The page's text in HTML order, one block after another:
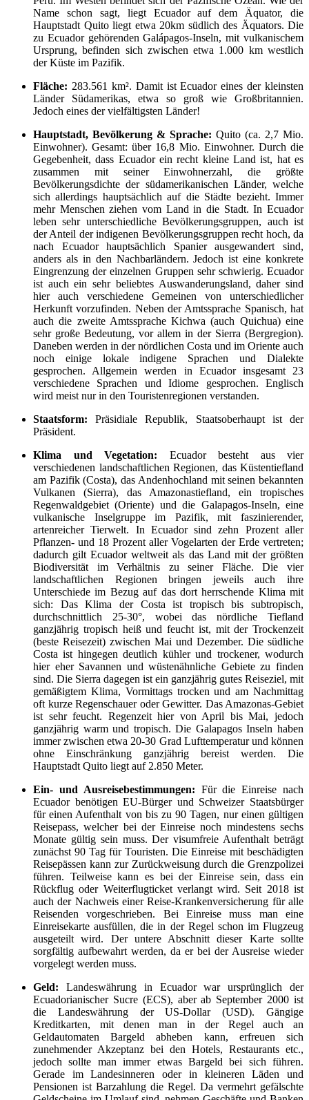
Name schon sagt, liegt Ecuador auf dem Äquator, die
Hauptstadt Quito liegt etwa 20km südlich des Äquators. Die
zu Ecuador gehörenden Galápagos-Inseln, mit vulkanischem
Ursprung, befinden sich zwischen etwa 1.000 km westlich
der Küste im Pazifik.
Fläche: 283.561 km². Damit ist Ecuador eines der kleinsten
Länder Südamerikas, etwa so groß wie Großbritannien.
Jedoch eines der vielfältigsten Länder!
Hauptstadt, Bevölkerung & Sprache: Quito (ca. 2,7 Mio.
Einwohner). Gesamt: über 16,8 Mio. Einwohner. Durch die
Gegebenheit, dass Ecuador ein recht kleine Land ist, hat es
zusammen mit seiner Einwohnerzahl, die größte
Bevölkerungsdichte der südamerikanischen Länder, welche
sich allerdings hauptsächlich auf die Städte bezieht. Immer
mehr Menschen ziehen vom Land in die Stadt. In Ecuador
leben sehr unterschiedliche Bevölkerungsgruppen, auch ist
der Anteil der indigenen Bevölkerungsgruppen recht hoch, da
nach Ecuador hauptsächlich Spanier ausgewandert sind,
anders als in den Nachbarländern. Jedoch ist eine konkrete
Eingrenzung der einzelnen Gruppen sehr schwierig. Ecuador
ist auch ein sehr beliebtes Auswanderungsland, daher sind
hier auch verschiedene Gemeinen von unterschiedlicher
Herkunft vorzufinden. Neben der Amtssprache Spanisch, hat
auch die zweite Amtssprache Kichwa (auch Quichua) eine
sehr große Bedeutung, vor allem in der Sierra (Bergregion).
Daneben werden in der nördlichen Costa und im Oriente auch
noch einige lokale indigene Sprachen und Dialekte
gesprochen. Allgemein werden in Ecuador insgesamt 23
verschiedene Sprachen und Idiome gesprochen. Englisch
wird meist nur in den Touristenregionen verstanden.
Staatsform: Präsidiale Republik, Staatsoberhaupt ist der
Präsident.
Klima und Vegetation: Ecuador besteht aus vier
verschiedenen landschaftlichen Regionen, das Küstentiefland
am Pazifik (Costa), das Andenhochland mit seinen bekannten
Vulkanen (Sierra), das Amazonastiefland, ein tropisches
Regenwaldgebiet (Oriente) und die Galapagos-Inseln, eine
vulkanische Inselgruppe im Pazifik, mit faszinierender,
artenreicher Tierwelt. In Ecuador sind zehn Pro­zent aller
Pflanzen- und 18 Pro­zent aller Vogel­arten der Erde vertreten;
dadurch gilt Ecuador weltweit als das Land mit der größten
Biodiversität im Verhältnis zu seiner Fläche. Die vier
landschaftlichen Regionen bringen jeweils auch ihre
Unterschiede im Bezug auf das dort herrschende Klima mit
sich: Das Klima der Costa ist tropisch bis subtropisch,
durchschnittlich 25-30°, wobei das nördliche Tiefland
ganzjährig tropisch heiß und feucht ist, mit der Trockenzeit
(beste Reisezeit) zwischen Mai und Dezember. Die südliche
Costa ist hingegen deutlich kühler und trockener, wodurch
hier eher Savannen und wüstenähnliche Gebiete zu finden
sind. Die Sierra dagegen ist ein ganzjährig gutes Reiseziel, mit
gemäßigtem Klima, Vormittags trocken und am Nachmittag
oft kurze Regenschauer oder Gewitter. Das Amazonas-Gebiet
ist sehr feucht. Regenzeit hier von April bis Mai, jedoch
ganzjährig warm und tropisch. Die Galapagos Inseln haben
immer zwischen etwa 20-30 Grad Lufttemperatur und können
ohne Einschränkung ganzjährig bereist werden. Die
Hauptstadt Quito liegt auf 2.850 Meter.
Ein- und Ausreisebestimmungen: Für die Einreise nach
Ecuador benötigen EU-Bürger und Schweizer Staatsbürger
für einen Aufenthalt von bis zu 90 Tagen, nur einen gültigen
Reisepass, welcher bei der Einreise noch mindestens sechs
Monate gültig sein muss. Der visumfreie Aufenthalt beträgt
zunächst 90 Tag für Touristen. Die Einreise mit beschädigten
Reisepässen kann zur Zurückweisung durch die Grenzpolizei
führen. Teilweise kann es bei der Einreise sein, dass ein
Rückflug oder Weiterflugticket verlangt wird. Seit 2018 ist
auch der Nachweis einer Reise-Krankenversicherung für alle
Reisenden vorgeschrieben. Bei Einreise muss man eine
Einreisekarte ausfüllen, die in der Regel schon im Flugzeug
ausgeteilt wird. Der untere Abschnitt dieser Karte sollte
sorgfältig aufbewahrt werden, da er bei der Ausreise wieder
vorgelegt werden muss.
Geld: Landeswährung in Ecuador war ursprünglich der
Ecuadorianischer Sucre (ECS), aber ab September 2000 ist
die Landeswährung der US-Dollar (USD). Gängige
Kreditkarten, mit denen man in der Regel auch an
Geldautomaten Bargeld abheben kann, erfreuen sich
zunehmender Akzeptanz bei den Hotels, Restaurants etc.,
jedoch sollte man immer etwas Bargeld bei sich führen.
Gerade im Landesinneren oder in kleineren Läden und
Pensionen ist Barzahlung die Regel. Da vermehrt gefälschte